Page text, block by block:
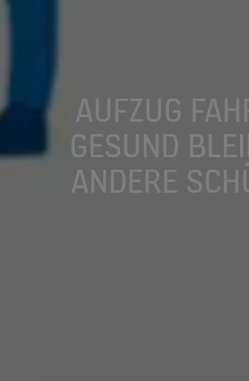
AUFZUG
GESUND
ANDERE